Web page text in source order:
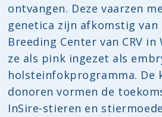
ontvangen. Deze vaarzen
genetica zijn afkomstig van
Breeding Center van CRV
ze als pink ingezet als
holsteinfokprogramma. De
donoren vormen de
InSire-stieren en